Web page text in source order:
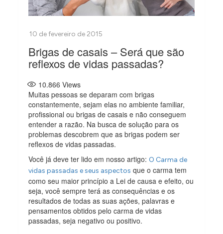
Brigas de casais – Será que são
reflexos de vidas passadas?
10.866 Views
Muitas pessoas se deparam com brigas
constantemente, sejam elas no ambiente familiar,
profissional ou brigas de casais e não conseguem
entender a razão. Na busca de solução para os
problemas descobrem que as brigas podem ser
reflexos de vidas passadas.
Você já deve ter lido em nosso artigo: O Carma de
vidas passadas e seus aspectos que o carma tem
como seu maior princípio a Lei de causa e efeito, ou
seja, você sempre terá as consequências e os
resultados de todas as suas ações, palavras e
pensamentos obtidos pelo carma de vidas
passadas, seja negativo ou positivo.